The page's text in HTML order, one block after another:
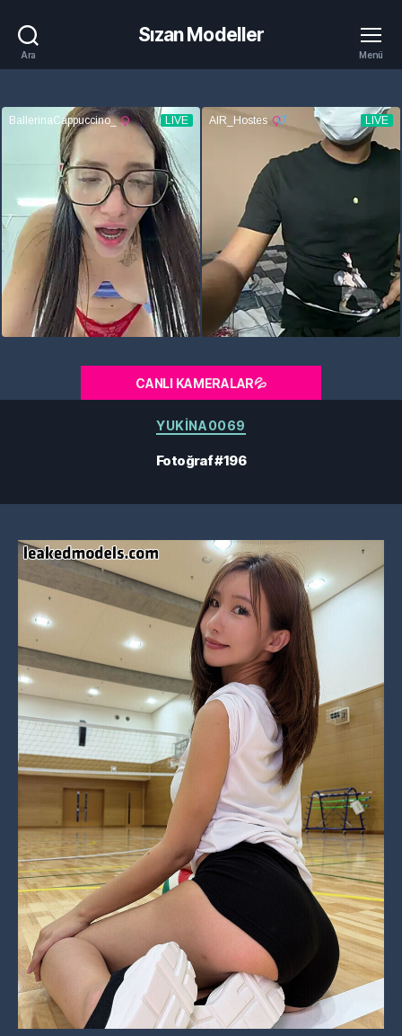
Ara
Sızan Modeller
Menü
CANLI KAMERALAR💦
Kategoriler
YUKINA0069
Fotoğraf #196